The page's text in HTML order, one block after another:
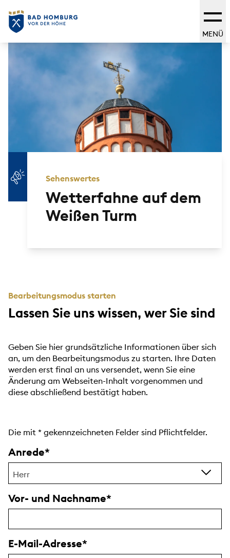
MENÜ
Sehenswertes
Wetterfahne auf dem
Weißen Turm
Bearbeitungsmodus starten
Lassen Sie uns wissen, wer Sie sind
Geben Sie hier grundsätzliche Informationen über sich
an, um den Bearbeitungsmodus zu starten. Ihre Daten
werden erst final an uns versendet, wenn Sie eine
Änderung am Webseiten-Inhalt vorgenommen und
diese abschließend bestätigt haben.
Die mit * gekennzeichneten Felder sind Pflichtfelder.
Anrede
Herr
Vor- und Nachname
E-Mail-Adresse